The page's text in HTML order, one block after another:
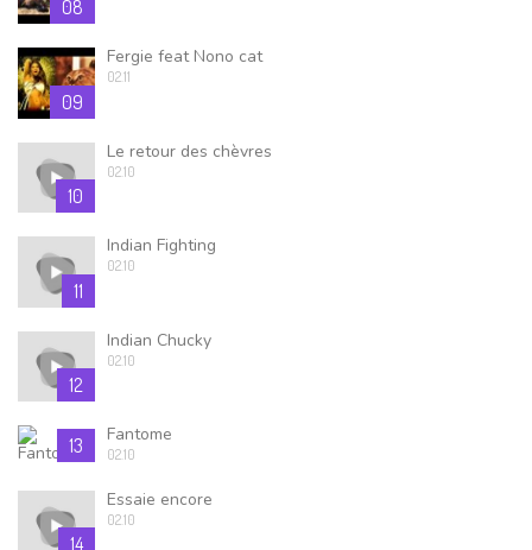
08
09
Fergie feat Nono cat
02.11
10
Le retour des chèvres
02.10
11
Indian Fighting
02.10
12
Indian Chucky
02.10
13 Fantome
02.10
14
Essaie encore
02.10